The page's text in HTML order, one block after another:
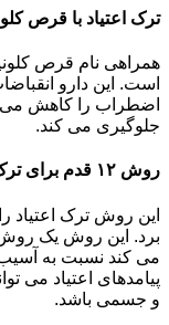
ترک اعتیاد با قرص
همراهی نام قرص
است. این دارو
اضطراب را کاهش می
جلوگیری می کند.
روش ۱۲ قدم برای ترک اعتیاد در آیت الله کاشانی
این روش ترک اعتیاد
برد. این روش یک روش
می کند نسبت به آسیب
پیامدهای اعتیاد می
و جسمی باشد.